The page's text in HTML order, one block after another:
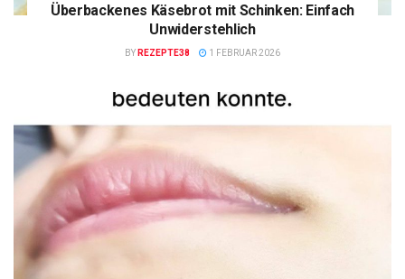
Überbackenes Käsebrot mit Schinken: Einfach
Unwiderstehlich
BY REZEPTE38 1 FEBRUAR 2026